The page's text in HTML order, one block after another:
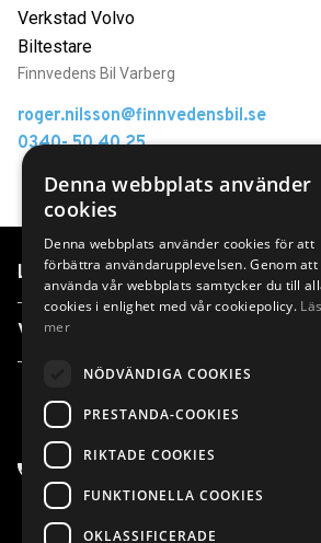
Verkstad Volvo
Biltestare
Finnvedens Bil Varberg
roger.nilsson@finnvedensbil.se
0340- 50 40 25
Länkar
Våra anläggningar
0370-425 00 / 0550-316
00
Denna webbplats använder
cookies
Denna webbplats använder cookies för att
förbättra användarupplevelsen. Genom att
använda vår webbplats samtycker du till
cookies i enlighet med vår cookiepolicy. Läs
mer
NÖDVÄNDIGA COOKIES
PRESTANDA-COOKIES
RIKTADE COOKIES
FUNKTIONELLA COOKIES
OKLASSIFICERADE